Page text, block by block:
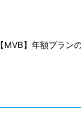
【MVB】年額プラン